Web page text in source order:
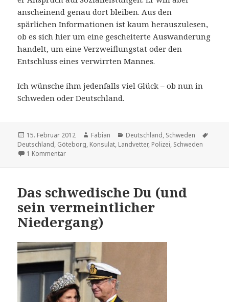
anscheinend genau dort bleiben. Aus den
spärlichen Informationen ist kaum herauszulesen,
ob es sich hier um eine gescheiterte Auswanderung
handelt, um eine Verzweiflungstat oder den
Entschluss eines verwirrten Mannes.
Ich wünsche ihm jedenfalls viel Glück – ob nun in
Schweden oder Deutschland.
Veröffentlicht
am
15. Februar 2012 Autor
Fabian Kategorien
Deutschland, Schweden
Deutschland, Göteborg, Konsulat, Landvetter, Polizei, Schweden
1 Kommentarzu Landvetter und Krakosien
Das schwedische Du (und
sein vermeintlicher
Niedergang)